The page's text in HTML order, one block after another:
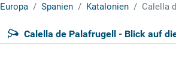
Europa Spanien Katalonien Calella
Calella de Palafrugell - Blick auf